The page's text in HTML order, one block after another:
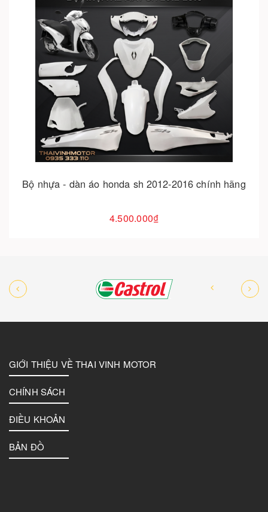
Bộ nhựa - dàn áo honda sh 2012-2016 chính hãng
4.500.000₫
Cho vào giỏ hàng
GIỚI THIỆU VỀ THAI VINH MOTOR
CHÍNH SÁCH
ĐIỀU KHOẢN
BẢN ĐỒ